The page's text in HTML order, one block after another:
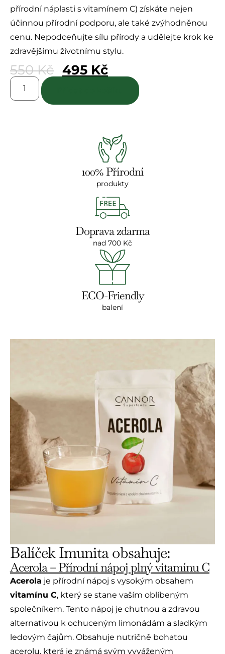
přírodní náplasti s vitamínem C) získáte nejen
účinnou přírodní podporu, ale také zvýhodněnou
cenu. Nepodceňujte sílu přírody a udělejte krok ke
zdravějšímu životnímu stylu.
550Kč 495 Kč
100% Přírodní
produkty
Doprava zdarma
nad 700 Kč
ECO-Friendly
balení
Balíček Imunita obsahuje:
Acerola – Přírodní nápoj plný vitamínu C
Acerola je přírodní nápoj s vysokým obsahem
vitamínu C, který se stane vaším oblíbeným
společníkem. Tento nápoj je chutnou a zdravou
alternativou k ochuceným limonádám a sladkým
ledovým čajům. Obsahuje nutričně bohatou
acerolu, která je známá svým vyváženým